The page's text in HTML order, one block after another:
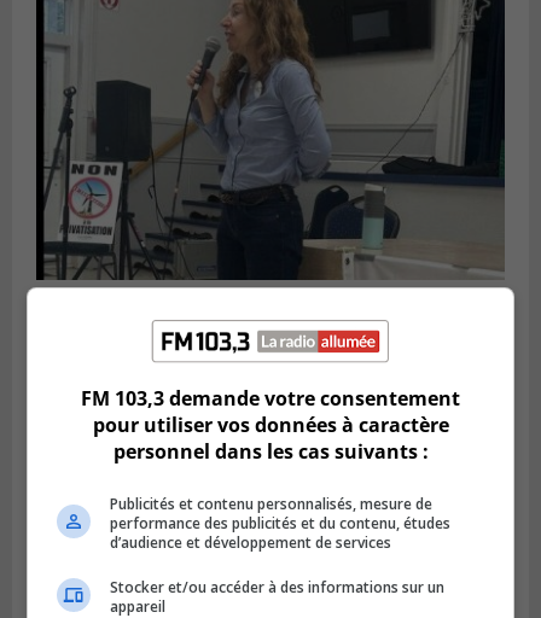
Climat Québec dévoile deux candidats
pour l’Agglomération
FM 103,3 demande votre consentement
pour utiliser vos données à caractère
personnel dans les cas suivants :
Publicités et contenu personnalisés, mesure de
performance des publicités et du contenu, études
d’audience et développement de services
Stocker et/ou accéder à des informations sur un
appareil